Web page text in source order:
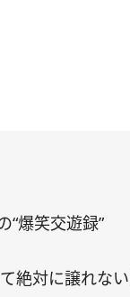
“爆笑交遊録”
絶対に譲れな